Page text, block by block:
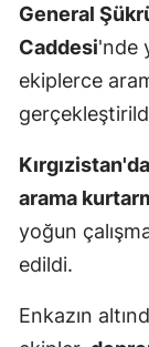
General
Caddesi'nde
ekiplerce
arama
yoğun
edildi.
Enkazın